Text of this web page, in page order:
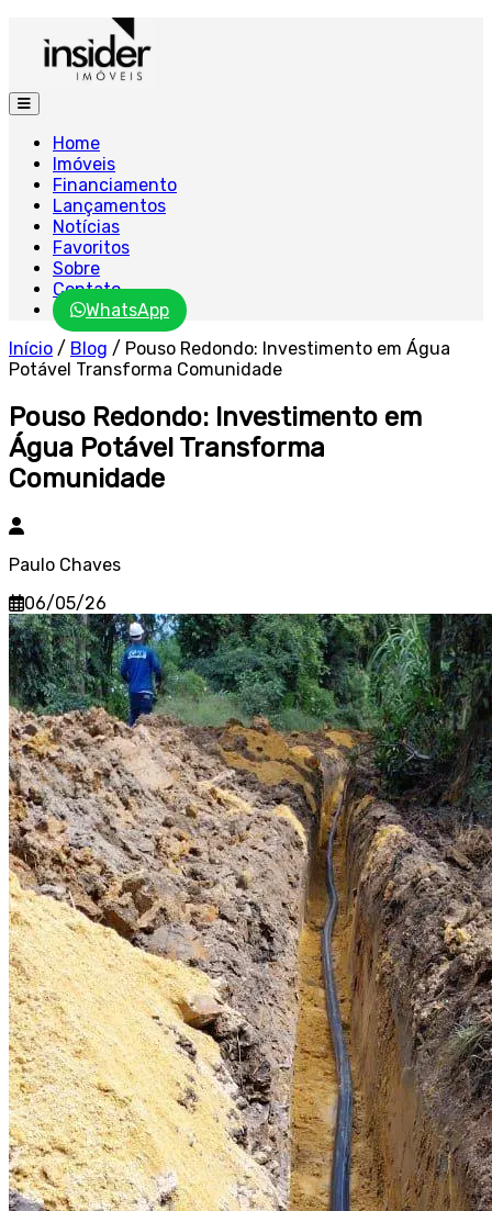
Home
Imóveis
Financiamento
Lançamentos
Notícias
Favoritos
Sobre
Contato
WhatsApp
Início / Blog / Pouso Redondo: Investimento em Água
Potável Transforma Comunidade
Pouso Redondo: Investimento em
Água Potável Transforma
Comunidade
Paulo Chaves
06/05/26